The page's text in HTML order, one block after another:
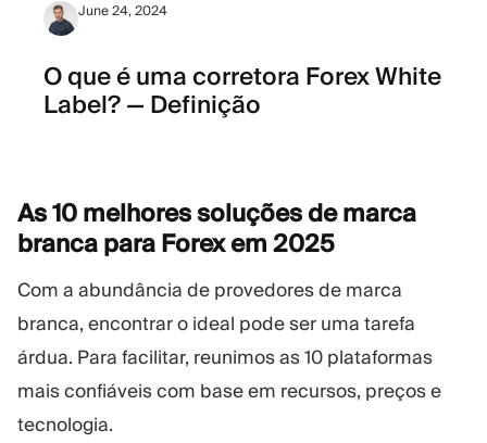
June 24, 2024
O que é uma corretora Forex White
Label? — Definição
As 10 melhores soluções de marca
branca para Forex em 2025
Com a abundância de provedores de marca
branca, encontrar o ideal pode ser uma tarefa
árdua. Para facilitar, reunimos as 10 plataformas
mais confiáveis com base em recursos, preços e
tecnologia.